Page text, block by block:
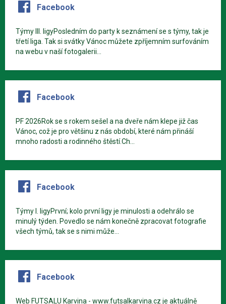
Facebook
Týmy III. ligyPosledním do party k seznámení se s týmy, tak je
třetí liga. Tak si svátky Vánoc můžete zpříjemním surfováním
na webu v naší fotogalerii...
Facebook
PF 2026Rok se s rokem sešel a na dveře nám klepe již čas
Vánoc, což je pro většinu z nás období, které nám přináší
mnoho radosti a rodinného štěstí.Ch...
Facebook
Týmy I. ligyPrvní; kolo první ligy je minulosti a odehrálo se
minulý týden. Povedlo se nám konečně zpracovat fotografie
všech týmů, tak se s nimi může...
Facebook
Web FUTSALU Karvina - www.futsalkarvina.cz je aktuálně